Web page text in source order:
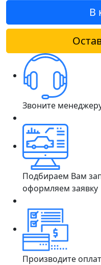
В
Звоните
Подбираем Вам
оформляем заявку
Производите